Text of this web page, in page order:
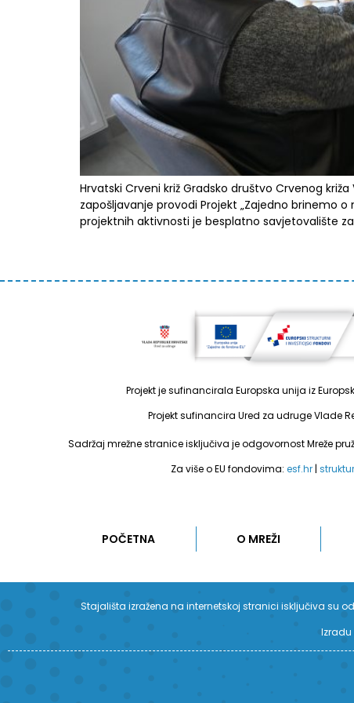
Hrvatski Crveni križ Gradsko društvo Crvenog
zapošljavanje provodi Projekt „Zajedno brinemo
projektnih aktivnosti je besplatno savjetovalište
Projekt je sufinancirala Europska unija iz
Projekt sufinancira Ured za udruge Vlade
Sadržaj mrežne stranice isključiva je odgovornost Mreže
Za više o EU fondovima: esf.hr |
POČETNA O MREŽI
Stajališta izražena na internetskoj stranici isključiva su
Izradu